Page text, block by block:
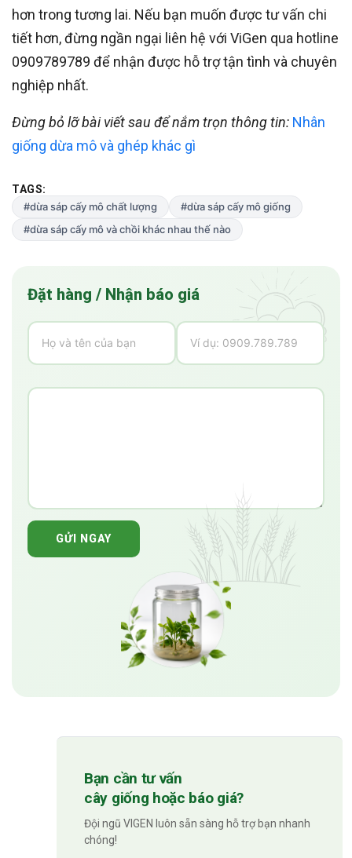
hơn trong tương lai. Nếu bạn muốn được tư vấn chi
tiết hơn, đừng ngần ngại liên hệ với ViGen qua hotline
0909789789 để nhận được hỗ trợ tận tình và chuyên
nghiệp nhất.
Đừng bỏ lỡ bài viết sau để nắm trọn thông tin: Nhân
giống dừa mô và ghép khác gì
TAGS:
#dừa sáp cấy mô chất lượng
#dừa sáp cấy mô giống
#dừa sáp cấy mô và chồi khác nhau thế nào
Đặt hàng / Nhận báo giá
GỬI NGAY
Bạn cần tư vấn
cây giống hoặc báo giá?
Đội ngũ VIGEN luôn sẵn sàng hỗ trợ bạn nhanh
chóng!